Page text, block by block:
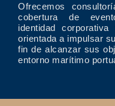
Ofrecemos
cobertura de
identidad
orientada a impulsar
fin de alcanzar sus
entorno marítimo